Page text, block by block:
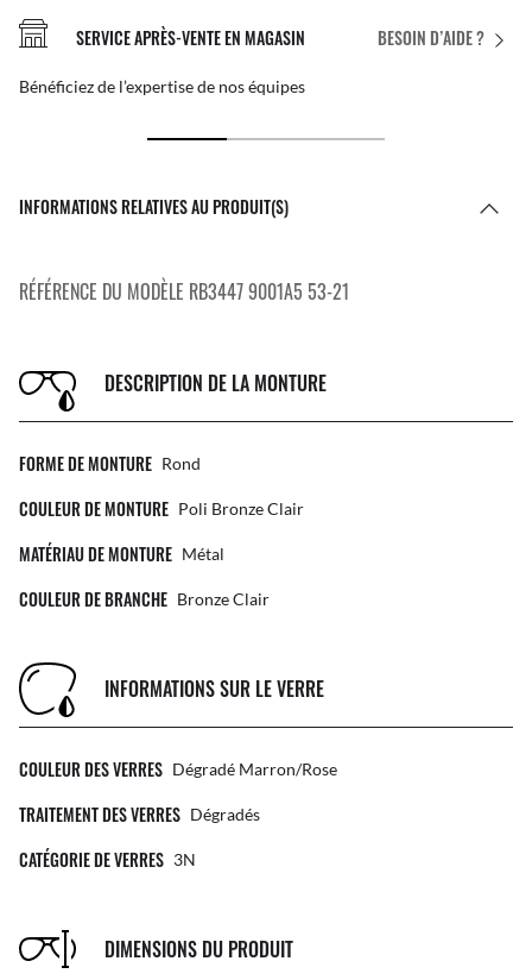
BESOIN D’AIDE ?
SERVICE APRÈS-VENTE EN MAGASIN
Bénéficiez de l’expertise de nos équipes
INFORMATIONS RELATIVES AU PRODUIT(S)
RÉFÉRENCE DU MODÈLE RB3447 9001A5 53-21
DESCRIPTION DE LA MONTURE
FORME DE MONTURE Rond
COULEUR DE MONTURE Poli Bronze Clair
MATÉRIAU DE MONTURE Métal
COULEUR DE BRANCHE Bronze Clair
INFORMATIONS SUR LE VERRE
COULEUR DES VERRES Dégradé Marron/Rose
TRAITEMENT DES VERRES Dégradés
CATÉGORIE DE VERRES 3N
DIMENSIONS DU PRODUIT